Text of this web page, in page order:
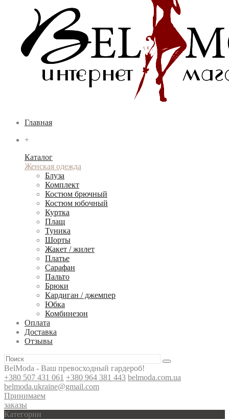
Главная
+
Каталог
Женская одежда
Блуза
Комплект
Костюм брючный
Костюм юбочный
Куртка
Плащ
Туника
Шорты
Жакет / жилет
Платье
Сарафан
Пальто
Брюки
Кардиган / джемпер
Юбка
Комбинезон
Оплата
Доставка
Отзывы
BelModa - Ваш превосходный гардероб!
+380 507 431 061 +380 964 381 443 belmoda.com.ua
belmoda.ukraine@gmail.com
Принимаем
заказы
Категории